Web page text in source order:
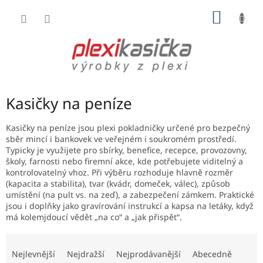
Kasičky na peníze
Kasičky na peníze jsou plexi pokladničky určené pro bezpečný
sběr mincí i bankovek ve veřejném i soukromém prostředí.
Typicky je využijete pro sbírky, benefice, recepce, provozovny,
školy, farnosti nebo firemní akce, kde potřebujete viditelný a
kontrolovatelný vhoz. Při výběru rozhoduje hlavně rozměr
(kapacita a stabilita), tvar (kvádr, domeček, válec), způsob
umístění (na pult vs. na zeď), a zabezpečení zámkem. Praktické
jsou i doplňky jako gravírování instrukcí a kapsa na letáky, když
má kolemjdoucí vědět „na co“ a „jak přispět“.
Nejlevnější Nejdražší Nejprodávanější Abecedně